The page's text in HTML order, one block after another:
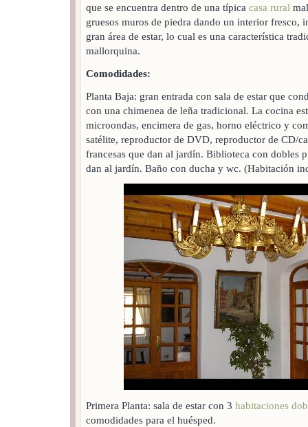
que se encuentra dentro de una típica casa rural
gruesos muros de piedra dando un interior fresco,
gran área de estar, lo cual es una característica
mallorquina.
Comodidades:
Planta Baja: gran entrada con sala de estar que
con una chimenea de leña tradicional. La cocina
microondas, encimera de gas, horno eléctrico y
satélite, reproductor de DVD, reproductor de CD/
francesas que dan al jardín. Biblioteca con dobles
dan al jardín. Baño con ducha y wc. (Habitación
Primera Planta: sala de estar con 3 habitaciones
comodidades para el huésped.